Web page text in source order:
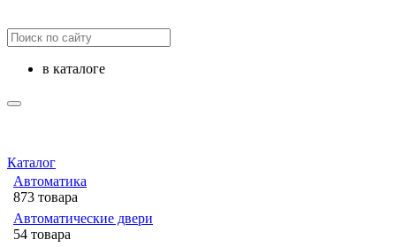
в каталоге
Каталог
Автоматика
873 товара
Автоматические двери
54 товара